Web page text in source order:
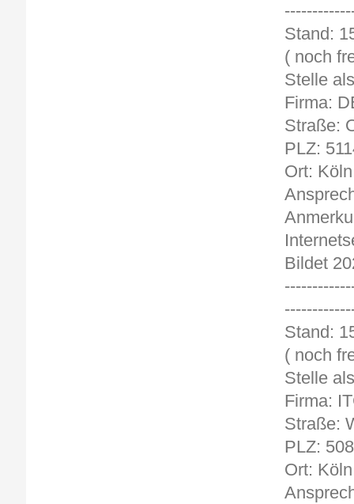
( noch
Stelle
Firma:
Straße:
PLZ:
Ort: Köln
Bildet
( noch
Stelle
Firma:
Straße:
PLZ:
Ort: Köln